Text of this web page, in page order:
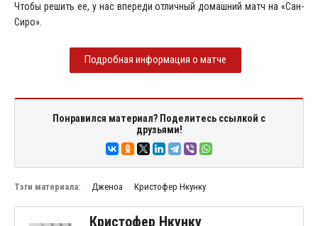
Чтобы решить ее, у нас впереди отличный домашний матч на «Сан-
Сиро».
Подробная информация о матче
Понравился материал? Поделитесь ссылкой с
друзьями!
Тэги материала: Дженоа Кристофер Нкунку
Кристофер Нкунку